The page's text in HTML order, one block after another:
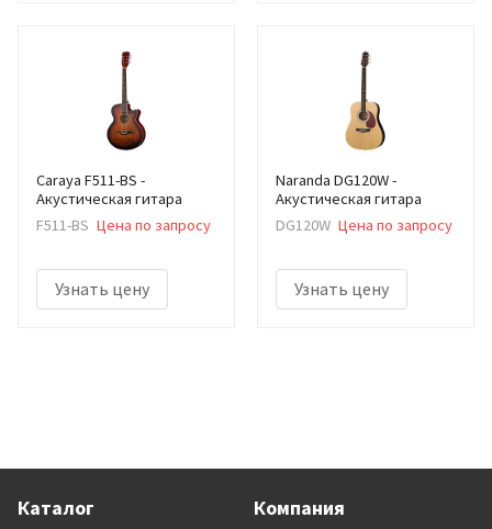
Caraya F511-BS -
Акустическая гитара
F511-BS Цена по запросу
Узнать цену
Naranda DG120W -
Акустическая гитара
DG120W Цена по запросу
Узнать цену
Каталог Компания